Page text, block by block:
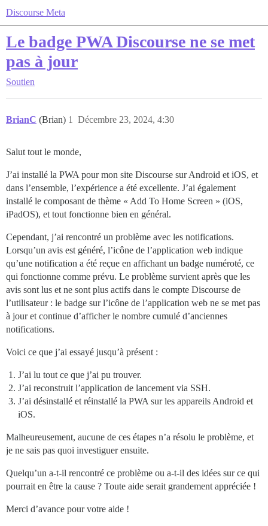
Discourse Meta
Le badge PWA Discourse ne se met
pas à jour
Soutien
BrianC (Brian) Décembre 23, 2024, 4:30
1
Salut tout le monde,
J’ai installé la PWA pour mon site Discourse sur Android et iOS, et
dans l’ensemble, l’expérience a été excellente. J’ai également
installé le composant de thème « Add To Home Screen » (iOS,
iPadOS), et tout fonctionne bien en général.
Cependant, j’ai rencontré un problème avec les notifications.
Lorsqu’un avis est généré, l’icône de l’application web indique
qu’une notification a été reçue en affichant un badge numéroté, ce
qui fonctionne comme prévu. Le problème survient après que les
avis sont lus et ne sont plus actifs dans le compte Discourse de
l’utilisateur : le badge sur l’icône de l’application web ne se met pas
à jour et continue d’afficher le nombre cumulé d’anciennes
notifications.
Voici ce que j’ai essayé jusqu’à présent :
J’ai lu tout ce que j’ai pu trouver.
J’ai reconstruit l’application de lancement via SSH.
J’ai désinstallé et réinstallé la PWA sur les appareils Android et
iOS.
Malheureusement, aucune de ces étapes n’a résolu le problème, et
je ne sais pas quoi investiguer ensuite.
Quelqu’un a-t-il rencontré ce problème ou a-t-il des idées sur ce qui
pourrait en être la cause ? Toute aide serait grandement appréciée !
Merci d’avance pour votre aide !